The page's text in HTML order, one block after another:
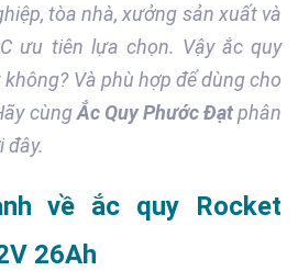
tòa nhà, xưởng sản xuất và
ưu tiên lựa chọn. Vậy ắc quy
Và phù hợp để dùng cho
cùngẮc Quy Phước Đạtphân
đây.
về ắc quy Rocket
26Ah